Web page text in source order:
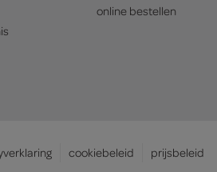
online bestellen
cookiebeleid prijsbeleid